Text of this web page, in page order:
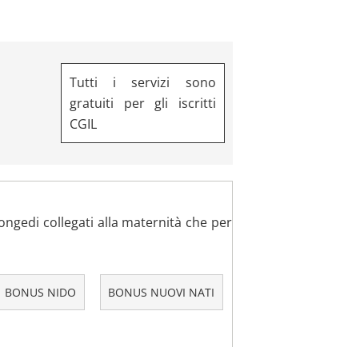
Tutti i servizi sono
gratuiti per gli iscritti
CGIL
collegati alla maternità che per
BONUS NIDO BONUS NUOVI NATI